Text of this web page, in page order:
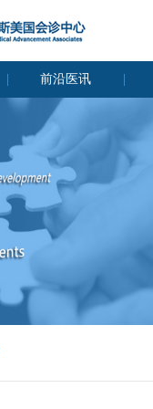
前沿医讯